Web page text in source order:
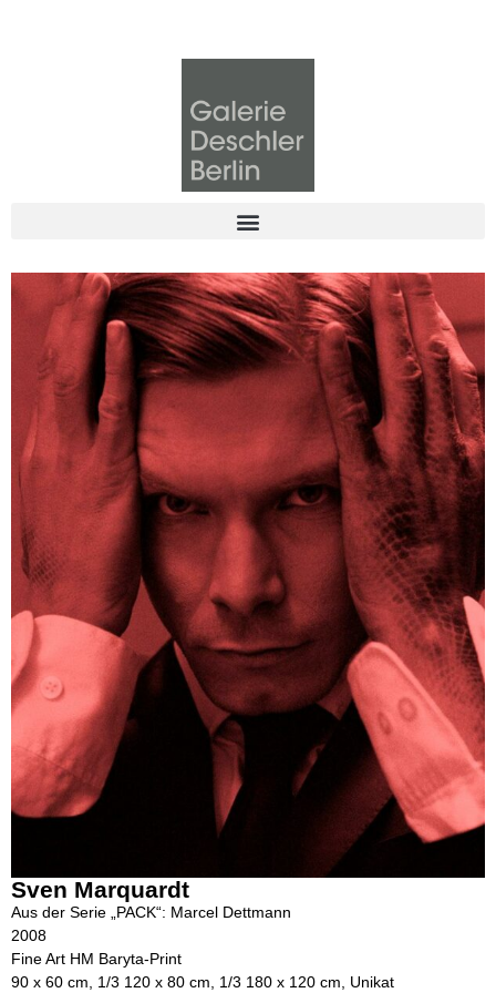
Sven Marquardt
Aus der Serie „PACK“: Marcel Dettmann
2008
Fine Art HM Baryta-Print
90 x 60 cm, 1/3 120 x 80 cm, 1/3 180 x 120 cm, Unikat